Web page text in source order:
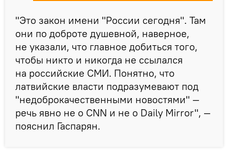
"Это закон имени "России сегодня". Там
они по доброте душевной, наверное,
не указали, что главное добиться того,
чтобы никто и никогда не ссылался
на российские СМИ. Понятно, что
латвийские власти подразумевают под
"недоброкачественными новостями" —
речь явно не о CNN и не о Daily Mirror", —
пояснил Гаспарян.